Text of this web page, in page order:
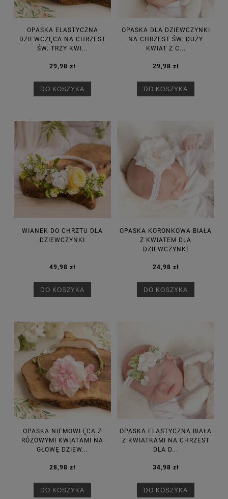
OPASKA ELASTYCZNA
DZIEWCZĘCA NA CHRZEST
ŚW. TRZY KWI...
29,98 zł
DO KOSZYKA
OPASKA DLA DZIEWCZYNKI
NA CHRZEST ŚW. DUŻY
KWIAT Z C...
29,98 zł
DO KOSZYKA
WIANEK DO CHRZTU DLA
DZIEWCZYNKI
49,98 zł
DO KOSZYKA
OPASKA KORONKOWA BIAŁA
Z KWIATEM DLA
DZIEWCZYNKI
24,98 zł
DO KOSZYKA
OPASKA NIEMOWLĘCA Z
RÓŻOWYMI KWIATAMI NA
GŁOWĘ DZIEW...
28,98 zł
DO KOSZYKA
OPASKA ELASTYCZNA BIAŁA
Z KWIATKAMI NA CHRZEST
DLA D...
34,98 zł
DO KOSZYKA